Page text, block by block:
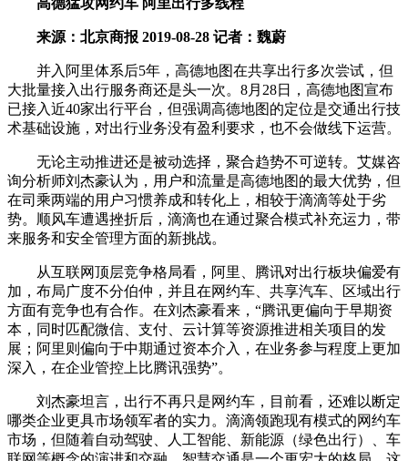
高德猛攻网约车 阿里出行多线程
来源：北京商报 2019-08-28 记者：魏蔚
并入阿里体系后5年，高德地图在共享出行多次尝试，但
大批量接入出行服务商还是头一次。8月28日，高德地图宣布
已接入近40家出行平台，但强调高德地图的定位是交通出行技
术基础设施，对出行业务没有盈利要求，也不会做线下运营。
无论主动推进还是被动选择，聚合趋势不可逆转。艾媒咨
询分析师刘杰豪认为，用户和流量是高德地图的最大优势，但
在司乘两端的用户习惯养成和转化上，相较于滴滴等处于劣
势。顺风车遭遇挫折后，滴滴也在通过聚合模式补充运力，带
来服务和安全管理方面的新挑战。
从互联网顶层竞争格局看，阿里、腾讯对出行板块偏爱有
加，布局广度不分伯仲，并且在网约车、共享汽车、区域出行
方面有竞争也有合作。在刘杰豪看来，“腾讯更偏向于早期资
本，同时匹配微信、支付、云计算等资源推进相关项目的发
展；阿里则偏向于中期通过资本介入，在业务参与程度上更加
深入，在企业管控上比腾讯强势”。
刘杰豪坦言，出行不再只是网约车，目前看，还难以断定
哪类企业更具市场领军者的实力。滴滴领跑现有模式的网约车
市场，但随着自动驾驶、人工智能、新能源（绿色出行）、车